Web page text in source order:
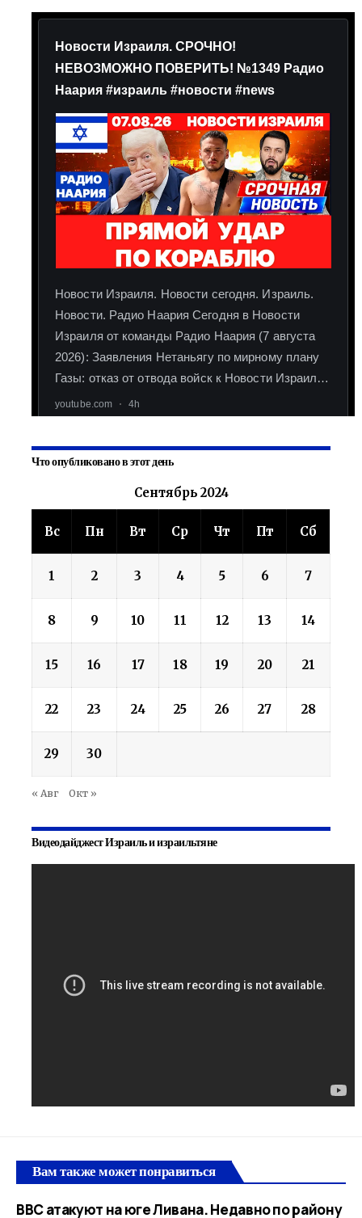
Что опубликовано в этот день
Сентябрь 2024
Вс Пн Вт Ср Чт Пт Сб
1 2 3 4 5 6 7
8 9 10 11 12 13 14
15 16 17 18 19 20 21
22 23 24 25 26 27 28
29 30
« Авг Окт »
Видеодайджест Израиль и израильтяне
Вам также может понравиться
ВВС атакуют на юге Ливана. Недавно по району